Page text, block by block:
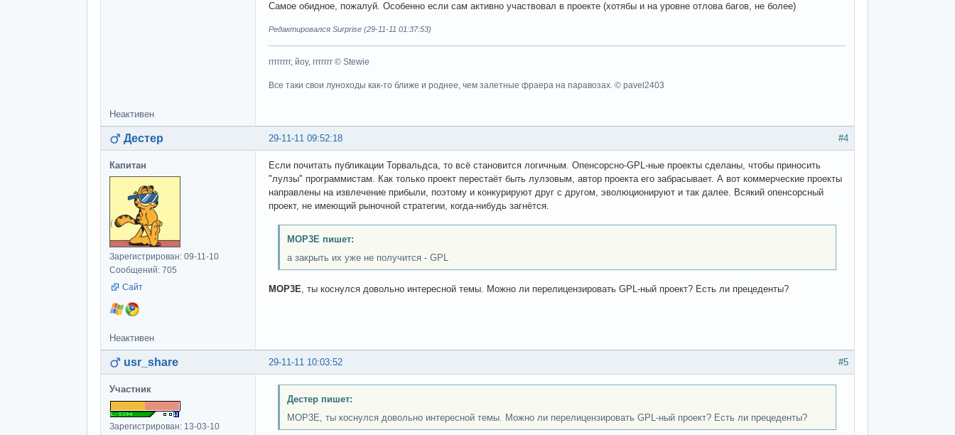
Самое обидное, пожалуй. Особенно если сам активно участвовал в проекте (хотябы и на уровне отлова багов, не более)
Редактировался Surprise (29-11-11 01:37:53)
гггггггг, йоу, ггггггг © Stewie
Все таки свои луноходы как-то ближе и роднее, чем залетные фраера на паравозах. © pavel2403
Неактивен
#4
29-11-11 09:52:18
Дестер
Капитан
Зарегистрирован: 09-11-10
Сообщений: 705
Сайт
Если почитать публикации Торвальдса, то всё становится логичным. Опенсорсно-GPL-ные проекты сделаны, чтобы приносить
"лулзы" программистам. Как только проект перестаёт быть лулзовым, автор проекта его забрасывает. А вот коммерческие проекты
направлены на извлечение прибыли, поэтому и конкурируют друг с другом, эволюционируют и так далее. Всякий опенсорсный
проект, не имеющий рыночной стратегии, когда-нибудь загнётся.
MOP3E пишет:
а закрыть их уже не получится - GPL
MOP3E , ты коснулся довольно интересной темы. Можно ли перелицензировать GPL-ный проект? Есть ли прецеденты?
Неактивен
#5
29-11-11 10:03:52
usr_share
Участник
Зарегистрирован: 13-03-10
Дестер пишет:
MOP3E, ты коснулся довольно интересной темы. Можно ли перелицензировать GPL-ный проект? Есть ли прецеденты?